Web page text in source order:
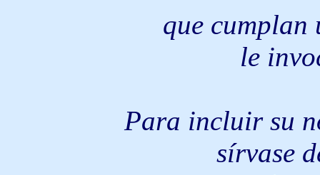
que cumplan
le
Para incluir su
sírvase